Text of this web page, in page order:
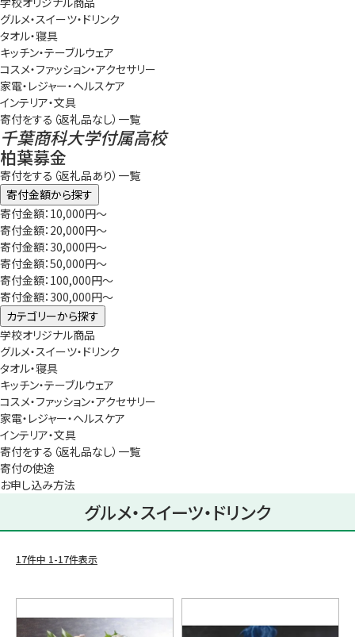
グルメ・スイーツ・ドリンク
タオル・寝具
キッチン・テーブルウェア
コスメ・ファッション・アクセサリー
家電・レジャー・ヘルスケア
インテリア・文具
寄付をする（返礼品なし）一覧
千葉商科大学付属高校
柏葉募金
寄付をする（返礼品あり）一覧
寄付金額から探す
寄付金額：10,000円～
寄付金額：20,000円～
寄付金額：30,000円～
寄付金額：50,000円～
寄付金額：100,000円～
寄付金額：300,000円～
カテゴリーから探す
学校オリジナル商品
グルメ・スイーツ・ドリンク
タオル・寝具
キッチン・テーブルウェア
コスメ・ファッション・アクセサリー
家電・レジャー・ヘルスケア
インテリア・文具
寄付をする（返礼品なし）一覧
寄付の使途
お申し込み方法
グルメ・スイーツ・ドリンク
17件中 1-17件表示